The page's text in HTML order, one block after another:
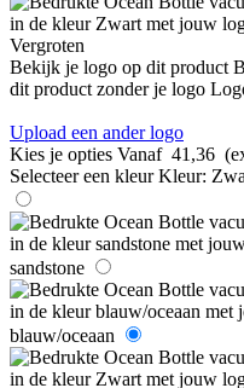
Vergroten
Bekijk je logo op dit product
dit product zonder je logo
Upload een ander logo
Kies je opties Vanaf 41,36
Selecteer een kleur Kleur:
sandstone
blauw/oceaan